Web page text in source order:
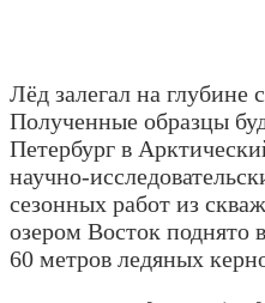
Лёд залегал на глубине
Полученные образцы
Петербург в
научно-
сезонных работ из
озером Восток поднято
60 метров ледяных